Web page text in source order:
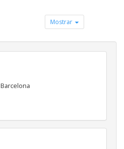
Mostrar
Barcelona